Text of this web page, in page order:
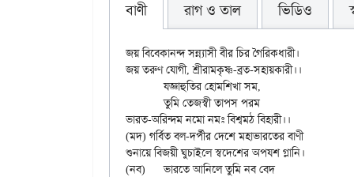
বাণী রাগ ও তাল ভিডিও
জয় বিবেকানন্দ সন্ন্যাসী বীর চির গৈরিকধারী।
জয় তরুণ যোগী, শ্রীরামকৃষ্ণ-ব্রত-সহায়কারী।।
	যজ্ঞাহুতির হোমশিখা সম,
	তুমি তেজস্বী তাপস পরম
ভারত-অরিন্দম নমো নমঃ বিশ্বমঠ বিহারী।।
(মদ) গর্বিত বল-দর্পীর দেশে মহাভারতের বাণী
শুনায়ে বিজয়ী ঘুচাইলে স্বদেশের অপযশ গ্লানি।
(নব)	ভারতে আনিলে তুমি নব বেদ